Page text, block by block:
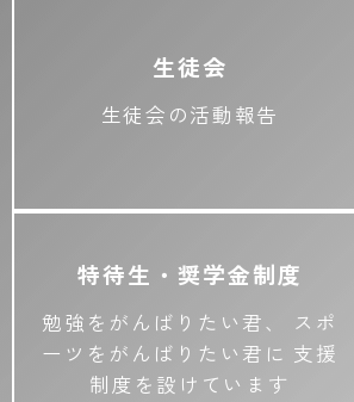
生徒会
生徒会の活動報告
特待生・奨学金制度
勉強をがんばりたい君、
スポ
ーツをがんばりたい君に 支援
制度を設けています